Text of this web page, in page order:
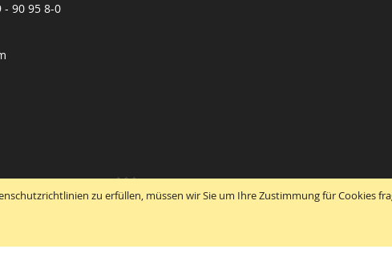
zu erfüllen, müssen wir Sie um Ihre Zustimmung für Cookies
- 90 95 8-0
Flurförderzeuge(Gabelstapler,Hubwagen,Hand Pallet Trucks, Teleskopen) und